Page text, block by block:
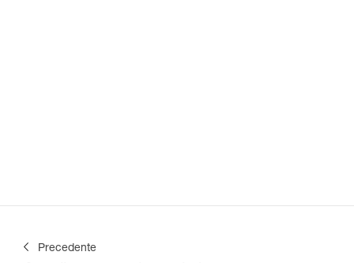
Precedente